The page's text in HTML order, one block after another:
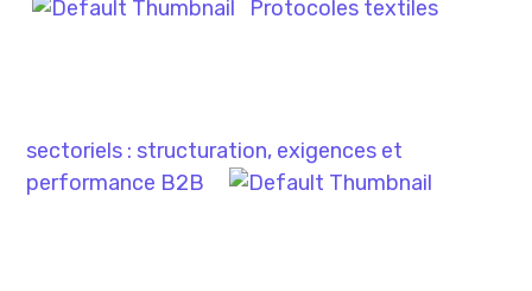
Protocoles textiles
sectoriels : structuration, exigences et
performance B2B